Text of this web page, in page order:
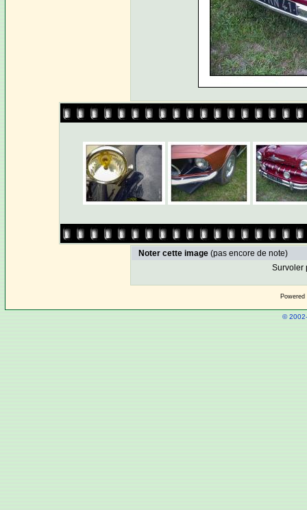
Noter cette image (pas encore de note)
Survoler
©